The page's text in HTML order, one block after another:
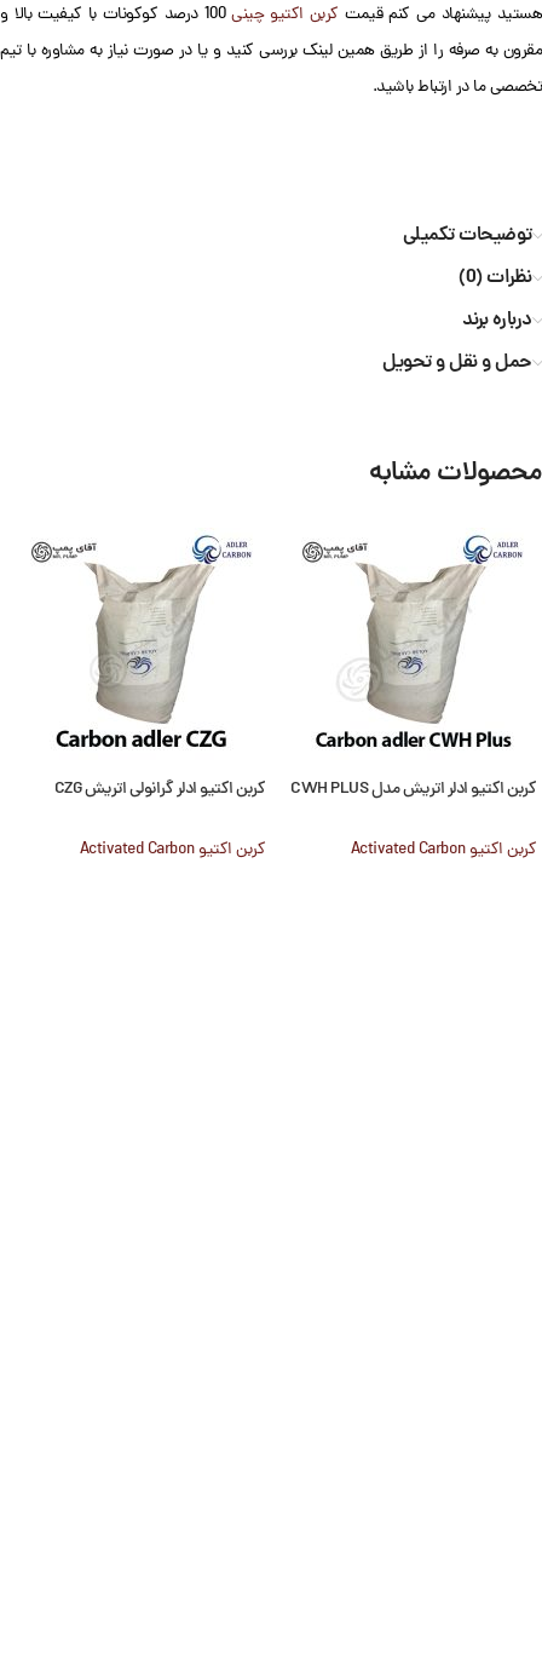
هستید پیشنهاد می کنم قیمت کربن اکتیو چینی
100 درصد کوکونات با کیفیت بالا و
مقرون به صرفه را از طریق همین لینک بررسی کنید و یا در صورت نیاز به مشاوره با تیم
تخصصی ما در ارتباط باشید.
توضیحات تکمیلی
نظرات (0)
درباره برند
حمل و نقل و تحویل
محصولات مشابه
کربن اکتیو ادلر اتریش مدل CWH PLUS
کربن اکتیو Activated Carbon
کربن اکتیو ادلر گرانولی اتریش CZG
کربن اکتیو Activated Carbon